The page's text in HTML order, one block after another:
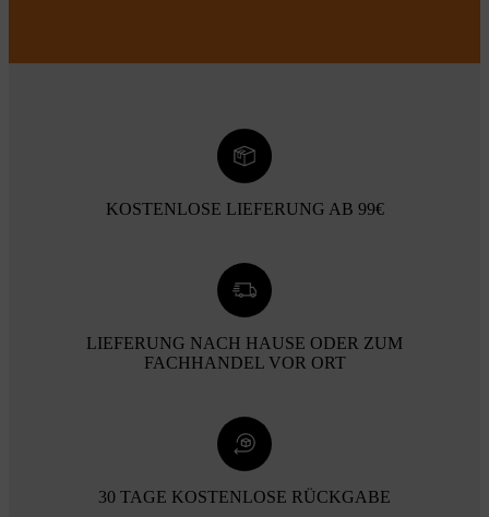
KOSTENLOSE LIEFERUNG AB 99€
LIEFERUNG NACH HAUSE ODER ZUM
FACHHANDEL VOR ORT
30 TAGE KOSTENLOSE RÜCKGABE